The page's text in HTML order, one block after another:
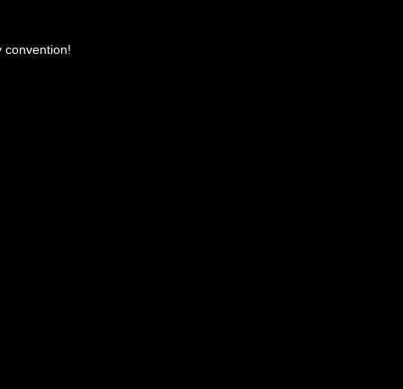
convention!